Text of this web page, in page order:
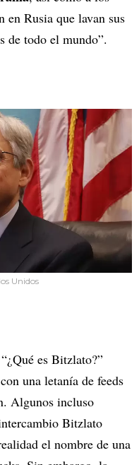
en Rusia que lavan sus
de todo el mundo”.
Unidos
es Bitzlato?”
una letanía de feeds
Algunos incluso
Bitzlato
el nombre de una